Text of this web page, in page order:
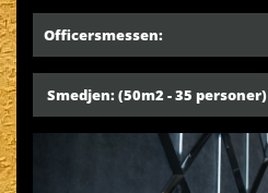
Officersmessen:
Smedjen:(50m2 - 35 personer)